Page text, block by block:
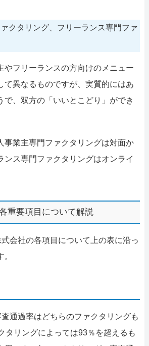
クタリング、フリーランス専門ファ
やフリーランスの方向けのメニュー
て異なるものですが、実質的にはあ
で、双方の「いいとこどり」ができ
事業主専門ファクタリングは対面か
ンス専門ファクタリングはオンライ
重要項目について解説
会社の各項目について上の表に沿っ
通過率はどちらのファクタリングも
タリングによっては93％を超えるも